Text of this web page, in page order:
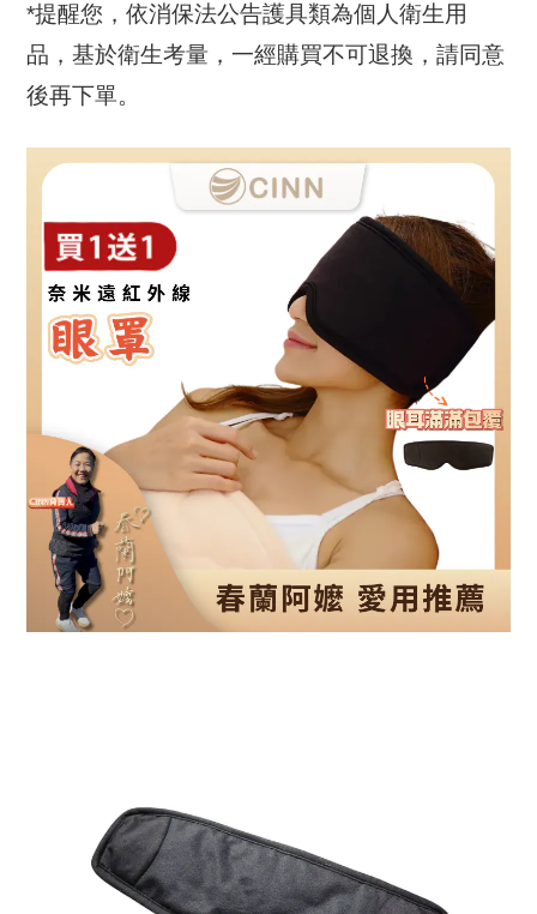
*提醒您，依消保法公告護具類為個人衛生用
品，基於衛生考量，一經購買不可退換，請同意
後再下單。